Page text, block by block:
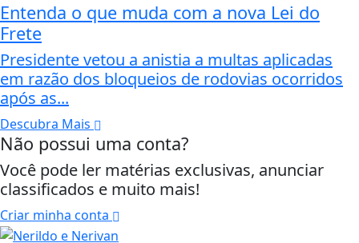
Entenda o que muda com a nova Lei do
Frete
Presidente vetou a anistia a multas aplicadas
em razão dos bloqueios de rodovias ocorridos
após as...
Descubra Mais
Não possui uma conta?
Você pode ler matérias exclusivas, anunciar
classificados e muito mais!
Criar minha conta